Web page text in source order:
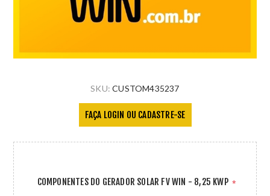
SKU: CUSTOM435237
FAÇA LOGIN OU CADASTRE-SE
COMPONENTES DO GERADOR SOLAR FV WIN - 8,25 KWP *